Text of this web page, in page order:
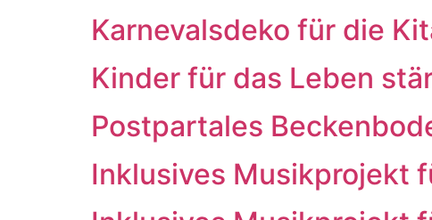
Karnevalsdeko für die
Kinder für das Leben
Postpartales
Inklusives Musikprojekt